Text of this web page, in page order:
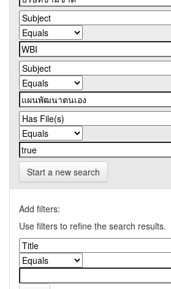
Start a new search
Add filters:
Use filters to refine the search results.